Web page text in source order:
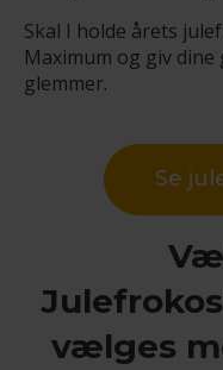
Skal I holde årets
Maximum og giv
glemmer.
Se
vælges